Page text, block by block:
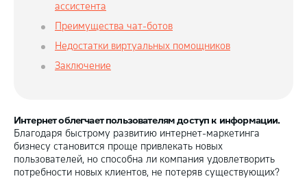
ассистента
Преимущества чат-ботов
Недостатки виртуальных помощников
Заключение
Интернет облегчает пользователям доступ к информации.
Благодаря быстрому развитию интернет-маркетинга
бизнесу становится проще привлекать новых
пользователей, но способна ли компания удовлетворить
потребности новых клиентов, не потеряв существующих?